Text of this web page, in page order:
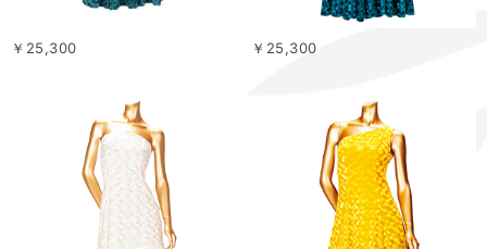
￥25,300 ￥25,300